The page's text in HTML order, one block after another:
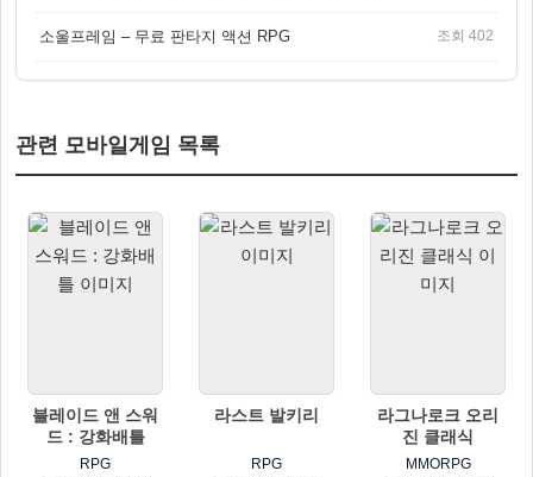
소울프레임 – 무료 판타지 액션 RPG 조회 402
관련 모바일게임 목록
블레이드 앤 스워
드 : 강화배틀
RPG
라스트 발키리
RPG
라그나로크 오리
진 클래식
MMORPG